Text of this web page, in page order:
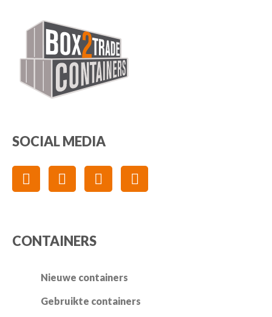
SOCIAL MEDIA
CONTAINERS
Nieuwe containers
Gebruikte containers